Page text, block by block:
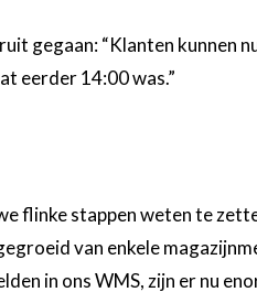
gegaan: “Klanten kunnen
eerder 14:00 was.”
flinke stappen weten te
van enkele
in ons WMS, zijn er nu